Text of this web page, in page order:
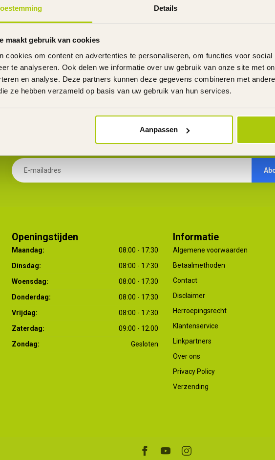
Details
maakt gebruik van cookies
cookies om content en advertenties te personaliseren, om functies voor
te analyseren. Ook delen we informatie over uw gebruik van onze site met
en analyse. Deze partners kunnen deze gegevens combineren met
ze hebben verzameld op basis van uw gebruik van hun services.
Aanpassen
Abonneer je op onze nieuwsbrief
U ontvangt deze 4x per jaar
Openingstijden
Maandag:
08:00 - 17:30
Dinsdag:
08:00 - 17:30
Woensdag:
08:00 - 17:30
Donderdag:
08:00 - 17:30
Vrijdag:
08:00 - 17:30
Zaterdag:
09:00 - 12.00
Zondag:
Gesloten
Informatie
Algemene voorwaarden
Betaalmethoden
Contact
Disclaimer
Herroepingsrecht
Klantenservice
Linkpartners
Over ons
Privacy Policy
Verzending